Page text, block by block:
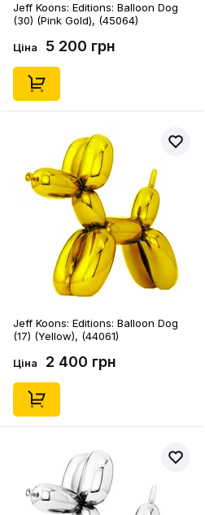
Jeff Koons: Editions: Balloon Dog
(30) (Pink Gold), (45064)
Ціна 5 200 грн
Jeff Koons: Editions: Balloon Dog
(17) (Yellow), (44061)
Ціна 2 400 грн